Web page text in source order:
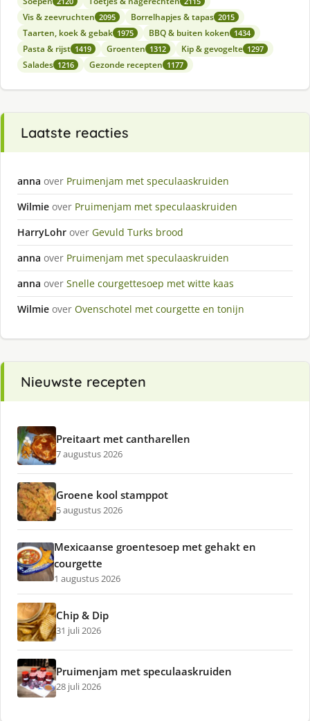
Vis & zeevruchten 2095 Borrelhapjes & tapas 2015
Taarten, koek & gebak 1975 BBQ & buiten koken 1434
Pasta & rijst 1419 Groenten 1312 Kip & gevogelte 1297
Salades 1216 Gezonde recepten 1177
Laatste reacties
anna over Pruimenjam met speculaaskruiden
Wilmie over Pruimenjam met speculaaskruiden
HarryLohr over Gevuld Turks brood
anna over Pruimenjam met speculaaskruiden
anna over Snelle courgettesoep met witte kaas
Wilmie over Ovenschotel met courgette en tonijn
Nieuwste recepten
Preitaart met cantharellen
7 augustus 2026
Groene kool stamppot
5 augustus 2026
Mexicaanse groentesoep met gehakt en
courgette
1 augustus 2026
Chip & Dip
31 juli 2026
Pruimenjam met speculaaskruiden
28 juli 2026